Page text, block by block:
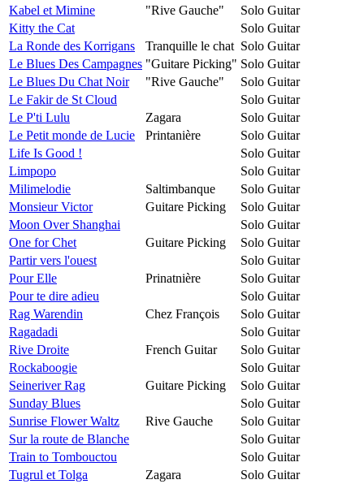
Kabel et Mimine
"Rive Gauche"
Solo Guitar
Kitty the Cat
Solo Guitar
La Ronde des Korrigans
Tranquille le chat Solo Guitar
Le Blues Des Campagnes "Guitare Picking" Solo Guitar
Le Blues Du Chat Noir
"Rive Gauche"
Solo Guitar
Le Fakir de St Cloud
Solo Guitar
Le P'ti Lulu
Zagara
Solo Guitar
Le Petit monde de Lucie
Printanière
Solo Guitar
Life Is Good !
Solo Guitar
Limpopo
Solo Guitar
Milimelodie
Saltimbanque
Solo Guitar
Monsieur Victor
Guitare Picking
Solo Guitar
Moon Over Shanghai
Solo Guitar
One for Chet
Guitare Picking
Solo Guitar
Partir vers l'ouest
Solo Guitar
Pour Elle
Prinatnière
Solo Guitar
Pour te dire adieu
Solo Guitar
Rag Warendin
Chez François
Solo Guitar
Ragadadi
Solo Guitar
Rive Droite
French Guitar
Solo Guitar
Rockaboogie
Solo Guitar
Seineriver Rag
Guitare Picking
Solo Guitar
Sunday Blues
Solo Guitar
Sunrise Flower Waltz
Rive Gauche
Solo Guitar
Sur la route de Blanche
Solo Guitar
Train to Tombouctou
Solo Guitar
Tugrul et Tolga
Zagara
Solo Guitar